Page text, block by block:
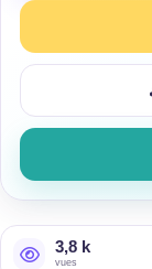
3,8 k
vues